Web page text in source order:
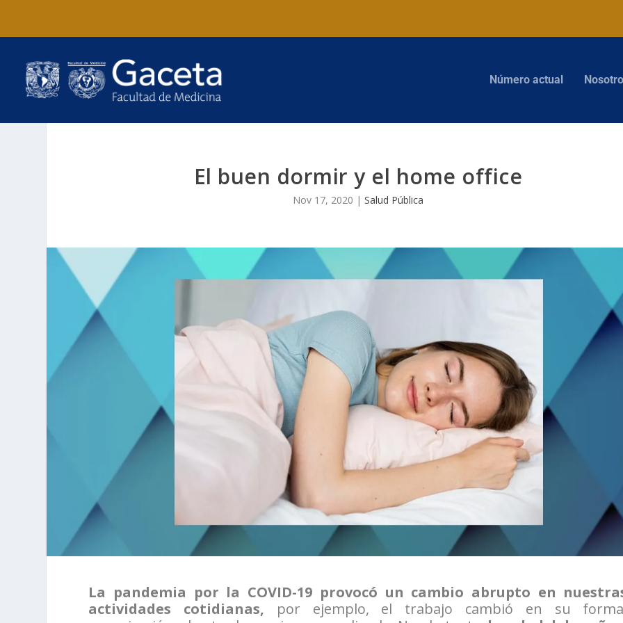
Número actual
El buen dormir y el home office
Nov 17, 2020 | Salud Pública
La pandemia por la COVID-19 provocó un cambio abrupto en
actividades cotidianas, por ejemplo, el trabajo cambió en su